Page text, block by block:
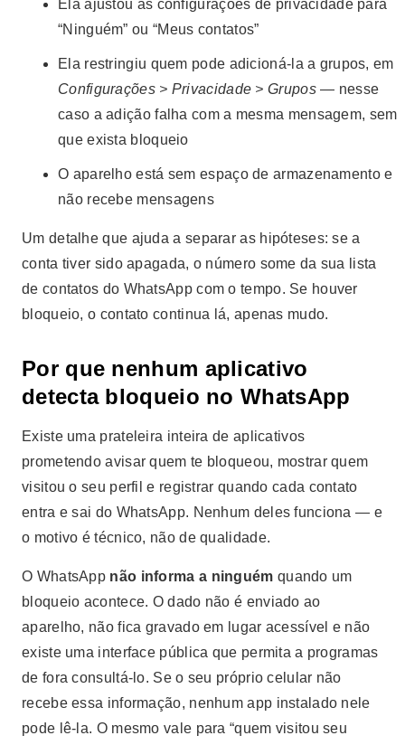
Ela ajustou as configurações de privacidade para
“Ninguém” ou “Meus contatos”
Ela restringiu quem pode adicioná-la a grupos, em
Configurações > Privacidade > Grupos— nesse
caso a adição falha com a mesma mensagem, sem
que exista bloqueio
O aparelho está sem espaço de armazenamento e
não recebe mensagens
Um detalhe que ajuda a separar as hipóteses: se a
conta tiver sido apagada, o número some da sua lista
de contatos do WhatsApp com o tempo. Se houver
bloqueio, o contato continua lá, apenas mudo.
Por que nenhum aplicativo
detecta bloqueio no WhatsApp
Existe uma prateleira inteira de aplicativos
prometendo avisar quem te bloqueou, mostrar quem
visitou o seu perfil e registrar quando cada contato
entra e sai do WhatsApp. Nenhum deles funciona — e
o motivo é técnico, não de qualidade.
O WhatsApp não informa a ninguém quando um
bloqueio acontece. O dado não é enviado ao
aparelho, não fica gravado em lugar acessível e não
existe uma interface pública que permita a programas
de fora consultá-lo. Se o seu próprio celular não
recebe essa informação, nenhum app instalado nele
pode lê-la. O mesmo vale para “quem visitou seu